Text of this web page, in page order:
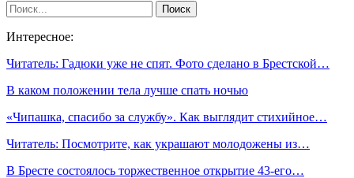
Интересное:
Читатель: Гадюки уже не спят. Фото сделано в Брестской…
В каком положении тела лучше спать ночью
«Чипашка, спасибо за службу». Как выглядит стихийное…
Читатель: Посмотрите, как украшают молодожены из…
В Бресте состоялось торжественное открытие 43-его…